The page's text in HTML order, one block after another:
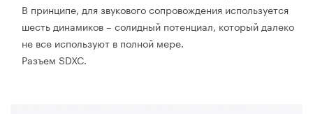
В принципе, для звукового сопровождения используется
шесть динамиков – солидный потенциал, который далеко
не все используют в полной мере.
Разъем SDXC.